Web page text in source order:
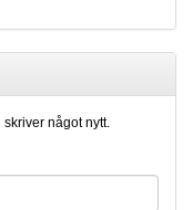
något nytt.